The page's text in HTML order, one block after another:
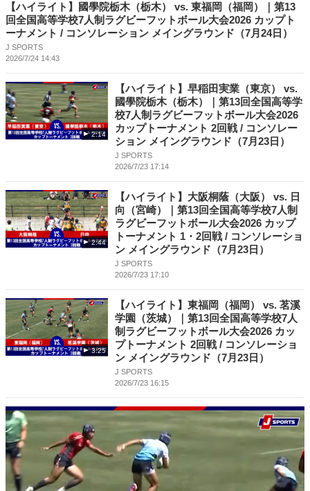
【ハイライト】國學院栃木（栃木） vs. 東福岡（福岡）｜第13
回全国高等学校7人制ラグビーフットボール大会2026 カップト
ーナメント / コンソレーション メイングラウンド（7月24日）
J SPORTS
2026/7/24 14:43
2:14
【ハイライト】早稲田実業（東京） vs.
國學院栃木（栃木）｜第13回全国高等学
校7人制ラグビーフットボール大会2026
カップトーナメント 2回戦 / コンソレー
ション メイングラウンド（7月23日）
J SPORTS
2026/7/23 17:14
2:44
【ハイライト】大阪桐蔭（大阪） vs. 日
向（宮崎）｜第13回全国高等学校7人制
ラグビーフットボール大会2026 カップ
トーナメント 1・2回戦 / コンソレーショ
ン メイングラウンド（7月23日）
J SPORTS
2026/7/23 17:10
3:25
【ハイライト】東福岡（福岡） vs. 茗溪
学園（茨城）｜第13回全国高等学校7人
制ラグビーフットボール大会2026 カッ
プトーナメント 2回戦 / コンソレーショ
ン メイングラウンド（7月23日）
J SPORTS
2026/7/23 16:15